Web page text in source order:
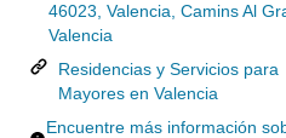
46023, Valencia, Camins Al
Valencia
Residencias y Servicios para
Mayores en Valencia
Encuentre más información